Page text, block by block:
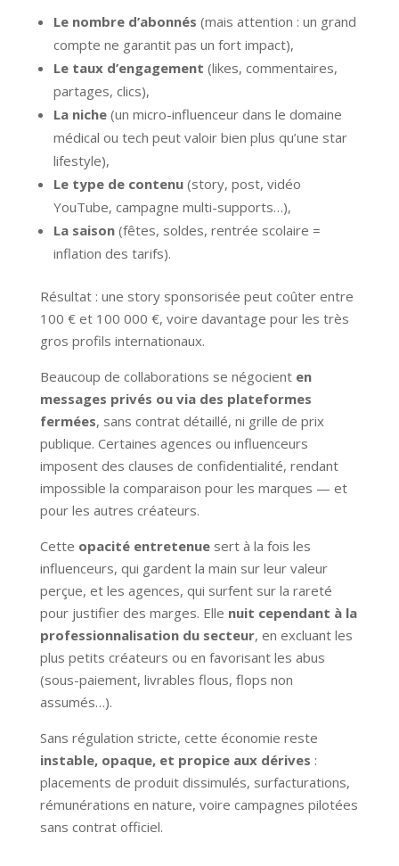
Le nombre d’abonnés (mais attention : un grand
compte ne garantit pas un fort impact),
Le taux d’engagement (likes, commentaires,
partages, clics),
La niche(un micro-influenceur dans le domaine
médical ou tech peut valoir bien plus qu’une star
lifestyle),
Le type de contenu(story, post, vidéo
YouTube, campagne multi-supports…),
La saison(fêtes, soldes, rentrée scolaire =
inflation des tarifs).
Résultat : une story sponsorisée peut coûter entre
100 € et 100 000 €, voire davantage pour les très
gros profils internationaux.
Beaucoup de collaborations se négocient en
messages privés ou via des plateformes
fermées, sans contrat détaillé, ni grille de prix
publique. Certaines agences ou influenceurs
imposent des clauses de confidentialité, rendant
impossible la comparaison pour les marques — et
pour les autres créateurs.
Cette opacité entretenuesert à la fois les
influenceurs, qui gardent la main sur leur valeur
perçue, et les agences, qui surfent sur la rareté
pour justifier des marges. Elle nuit cependant à la
professionnalisation du secteur, en excluant les
plus petits créateurs ou en favorisant les abus
(sous-paiement, livrables flous, flops non
assumés…).
Sans régulation stricte, cette économie reste
instable, opaque, et propice aux dérives :
placements de produit dissimulés, surfacturations,
rémunérations en nature, voire campagnes pilotées
sans contrat officiel.